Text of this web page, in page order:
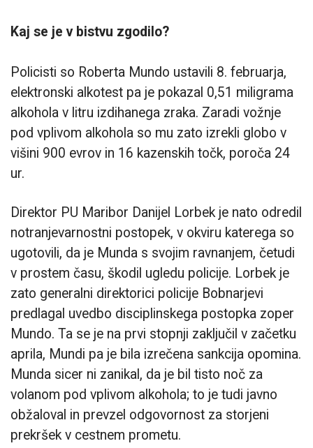
Kaj se je v bistvu zgodilo?
Policisti so Roberta Mundo ustavili 8. februarja,
elektronski alkotest pa je pokazal 0,51 miligrama
alkohola v litru izdihanega zraka. Zaradi vožnje
pod vplivom alkohola so mu zato izrekli globo v
višini 900 evrov in 16 kazenskih točk, poroča 24
ur.
Direktor PU Maribor Danijel Lorbek je nato odredil
notranjevarnostni postopek, v okviru katerega so
ugotovili, da je Munda s svojim ravnanjem, četudi
v prostem času, škodil ugledu policije. Lorbek je
zato generalni direktorici policije Bobnarjevi
predlagal uvedbo disciplinskega postopka zoper
Mundo. Ta se je na prvi stopnji zaključil v začetku
aprila, Mundi pa je bila izrečena sankcija opomina.
Munda sicer ni zanikal, da je bil tisto noč za
volanom pod vplivom alkohola; to je tudi javno
obžaloval in prevzel odgovornost za storjeni
prekršek v cestnem prometu.